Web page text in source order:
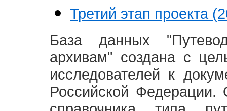
Третий этап проекта
База данных
архивам" создана с
исследователей к
Российской